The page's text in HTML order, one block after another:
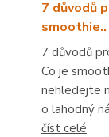
7 důvodů
smoothie..
7 důvodů
Co je
nehledejte
o lahodný
číst celé